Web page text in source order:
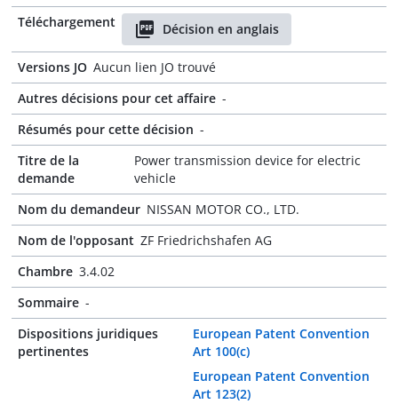
Téléchargement
Décision en anglais
Versions JO Aucun lien JO trouvé
Autres décisions pour cet affaire -
Résumés pour cette décision -
Titre de la
demande
Power transmission device for electric
vehicle
Nom du demandeur NISSAN MOTOR CO., LTD.
Nom de l'opposant ZF Friedrichshafen AG
Chambre 3.4.02
Sommaire -
Dispositions juridiques
pertinentes
European Patent Convention
Art 100(c)
European Patent Convention
Art 123(2)